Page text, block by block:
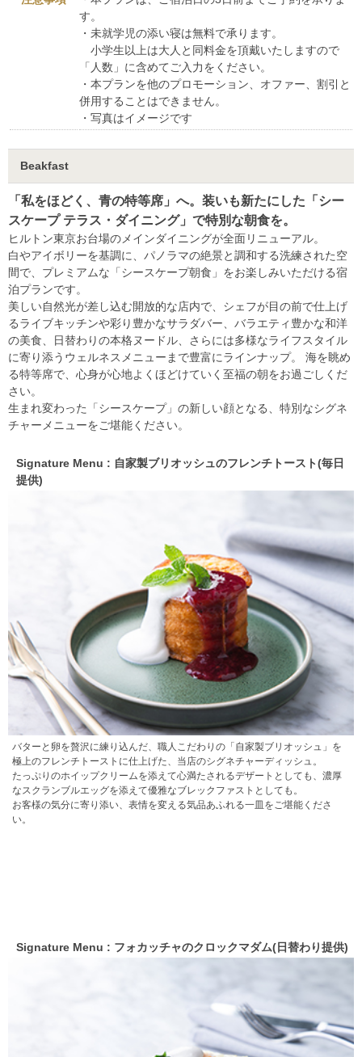
す。
・未就学児の添い寝は無料で承ります。
小学生以上は大人と同料金を頂戴いたしますので
「人数」に含めてご入力をください。
・本プランを他のプロモーション、オファー、割引と
併用することはできません。
・写真はイメージです
Beakfast
「私をほどく、青の特等席」へ。装いも新たにした「シー
スケープ テラス・ダイニング」で特別な朝食を。
ヒルトン東京お台場のメインダイニングが全面リニューアル。
白やアイボリーを基調に、パノラマの絶景と調和する洗練された空
間で、プレミアムな「シースケープ朝食」をお楽しみいただける宿
泊プランです。
美しい自然光が差し込む開放的な店内で、シェフが目の前で仕上げ
るライブキッチンや彩り豊かなサラダバー、バラエティ豊かな和洋
の美食、日替わりの本格ヌードル、さらには多様なライフスタイル
に寄り添うウェルネスメニューまで豊富にラインナップ。 海を眺め
る特等席で、心身が心地よくほどけていく至福の朝をお過ごしくだ
さい。
生まれ変わった「シースケープ」の新しい顔となる、特別なシグネ
チャーメニューをご堪能ください。
Signature Menu : 自家製ブリオッシュのフレンチトースト(毎日
提供)
バターと卵を贅沢に練り込んだ、職人こだわりの「自家製ブリオッシュ」を
極上のフレンチトーストに仕上げた、当店のシグネチャーディッシュ。
たっぷりのホイップクリームを添えて心満たされるデザートとしても、濃厚
なスクランブルエッグを添えて優雅なブレックファストとしても。
お客様の気分に寄り添い、表情を変える気品あふれる一皿をご堪能くださ
い。
Signature Menu : フォカッチャのクロックマダム(日替わり提供)